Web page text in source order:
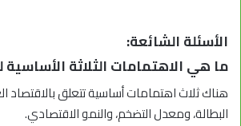
الأسئلة الشائعة:
ما هي الاهتمامات الثلاثة الأساسية
هناك ثلاث اهتمامات أساسية تتعلق
البطالة، ومعدل التضخم، والنمو الاقتصادي.